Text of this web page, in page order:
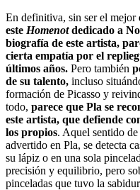
En definitiva, sin ser el mejor
este Homenotdedicado a
biografía de este artista,
cierta empatía por el
últimos años. Pero también
de su talento, incluso
formación de Picasso y
todo, parece que Pla se
este artista, que defiende
los propios. Aquel sentido
advertido en Pla, se detecta
su lápiz o en una sola
precisión y equilibrio, pero
pinceladas que tuvo la